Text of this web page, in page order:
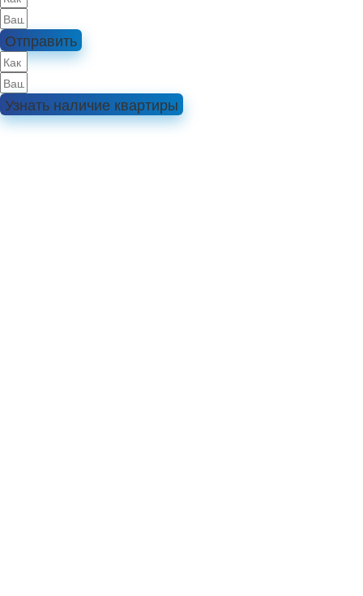
Отправить
Узнать наличие квартиры